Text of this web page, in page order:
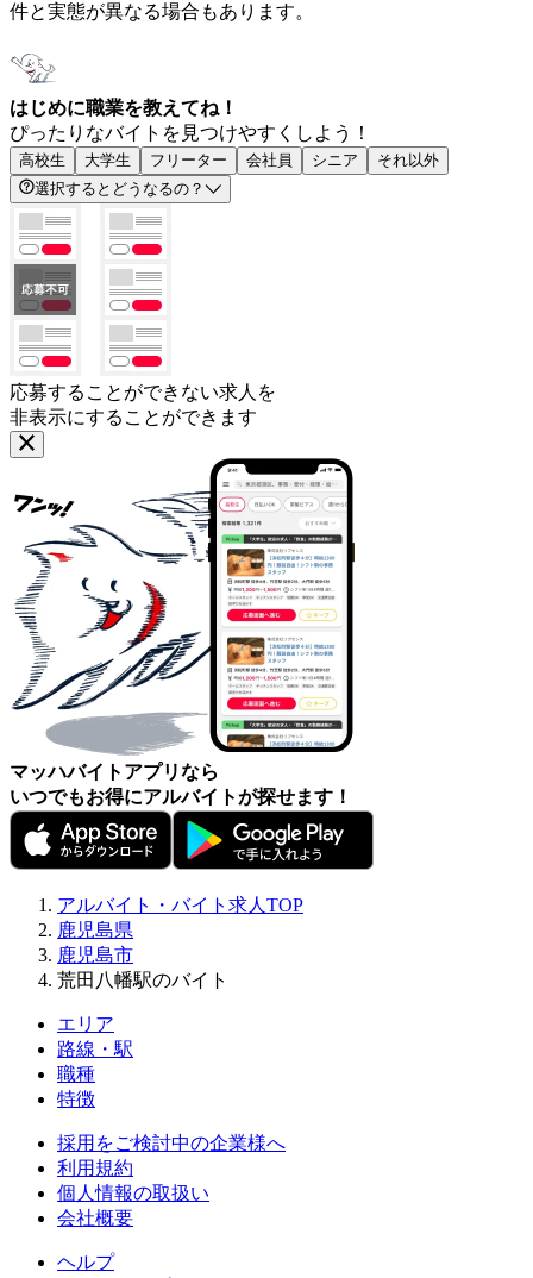
件と実態が異なる場合もあります。
はじめに職業を教えてね！
ぴったりなバイトを見つけやすくしよう！
高校生 大学生 フリーター 会社員 シニア
それ以外
選択するとどうなるの？
応募することができない求人を
非表示にすることができます
マッハバイトアプリなら
いつでもお得にアルバイトが探せます！
アルバイト・バイト求人TOP
鹿児島県
鹿児島市
荒田八幡駅のバイト
エリア
路線・駅
職種
特徴
採用をご検討中の企業様へ
利用規約
個人情報の取扱い
会社概要
ヘルプ